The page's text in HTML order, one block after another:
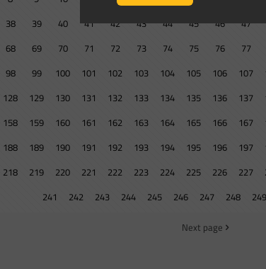
38 39 40 41 42 43 44 45 46 47
68 69 70 71 72 73 74 75 76 77
98 99 100 101 102 103 104 105 106 107
128 129 130 131 132 133 134 135 136 137
158 159 160 161 162 163 164 165 166 167
188 189 190 191 192 193 194 195 196 197
218 219 220 221 222 223 224 225 226 227
241
242 243 244 245 246 247 248 249
Next page